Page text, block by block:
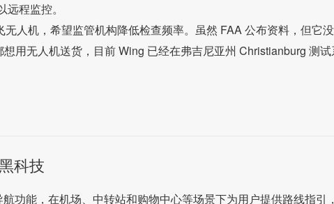
程监控。
人机，希望监管机构降低检查频率。虽然 FAA 公布资料，但它
用无人机送货，目前 Wing 已经在弗吉尼亚州 Christianburg 测试
科技
功能，在机场、中转站和购物中心等场景下为用户提供路线指引